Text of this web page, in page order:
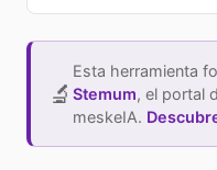
🔬
Esta herramienta
Stemum, el portal
meskeIA.